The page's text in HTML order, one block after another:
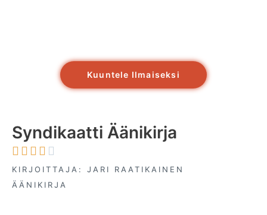
Kuuntele Ilmaiseksi
Syndikaatti Äänikirja
    
KIRJOITTAJA: JARI RAATIKAINEN
ÄÄNIKIRJA